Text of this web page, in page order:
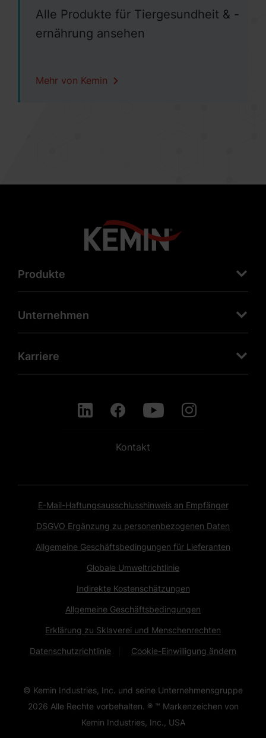
Alle Produkte für Tiergesundheit & -
ernährung ansehen
Mehr von Kemin
Produkte
Unternehmen
Karriere
Kontakt
E-Mail-Haftungsausschlusshinweis an Empfänger
DSGVO Ergänzung zu personenbezogenen Daten
Allgemeine Geschäftsbedingungen für Lieferanten
Globale Umweltrichtlinie
Indirekte Kostenschätzungen
Allgemeine Geschäftsbedingungen
Erklärung zu Sklaverei und Menschenrechten
Datenschutzrichtlinie Cookie-Einwilligung ändern
© Kemin Industries, Inc. und seine Unternehmensgruppe
2026 Alle Rechte vorbehalten. ® ™ Markenzeichen von
Kemin Industries, Inc., USA